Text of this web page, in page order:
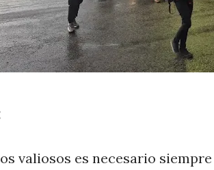
valiosos es necesario